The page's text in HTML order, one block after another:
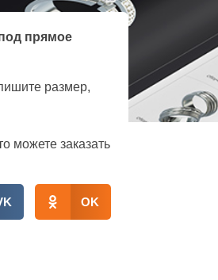
прямое
размер,
можете заказать
OK